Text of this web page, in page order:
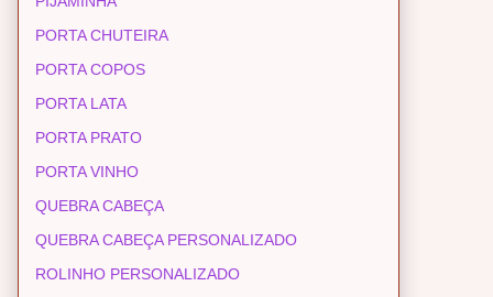
PORTA CHUTEIRA
PORTA COPOS
PORTA LATA
PORTA PRATO
PORTA VINHO
QUEBRA CABEÇA
QUEBRA CABEÇA PERSONALIZADO
ROLINHO PERSONALIZADO